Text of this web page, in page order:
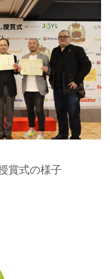
賞式の様子